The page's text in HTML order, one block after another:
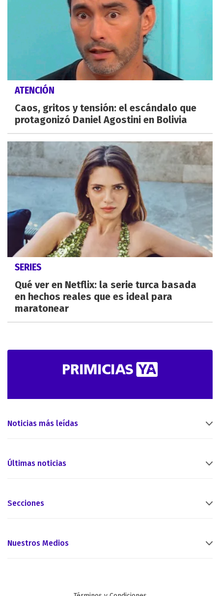
ATENCIÓN
Caos, gritos y tensión: el escándalo que
protagonizó Daniel Agostini en Bolivia
SERIES
Qué ver en Netflix: la serie turca basada
en hechos reales que es ideal para
maratonear
Noticias más leídas
Últimas noticias
Secciones
Nuestros Medios